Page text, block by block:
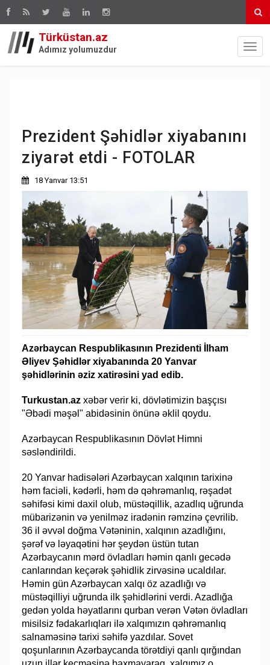
Türküstan.az
Adımız yolumuzdur
Prezident Şəhidlər xiyabanını
ziyarət etdi - FOTOLAR
18 Yanvar 13:51
Azərbaycan Respublikasının Prezidenti İlham
Əliyev Şəhidlər xiyabanında 20 Yanvar
şəhidlərinin əziz xatirəsini yad edib.
Turkustan.azxəbər verir ki, dövlətimizin başçısı
"Əbədi məşəl" abidəsinin önünə əklil qoydu.
Azərbaycan Respublikasının Dövlət Himni
səsləndirildi.
20 Yanvar hadisələri Azərbaycan xalqının tarixinə
həm faciəli, kədərli, həm də qəhrəmanlıq, rəşadət
səhifəsi kimi daxil olub, müstəqillik, azadlıq uğrunda
mübarizənin və yenilməz iradənin rəmzinə çevrilib.
36 il əvvəl doğma Vətəninin, xalqının azadlığını,
şərəf və ləyaqətini hər şeydən üstün tutan
Azərbaycanın mərd övladları həmin qanlı gecədə
canlarından keçərək şəhidlik zirvəsinə ucaldılar.
Həmin gün Azərbaycan xalqı öz azadlığı və
müstəqilliyi uğrunda ilk şəhidlərini verdi. Azadlığa
gedən yolda həyatlarını qurban verən Vətən övladları
misilsiz fədakarlıqları ilə xalqımızın qəhrəmanlıq
salnaməsinə tarixi səhifə yazdılar. Sovet
qoşunlarının Azərbaycanda törətdiyi qanlı qırğından